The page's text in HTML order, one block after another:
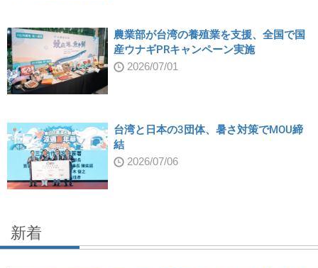
農業部が台湾の養殖業を支援、全国で国
産ウナギPRキャンペーン実施
2026/07/01
台湾と日本の3団体、暑さ対策でMOU締
結
2026/07/06
新着